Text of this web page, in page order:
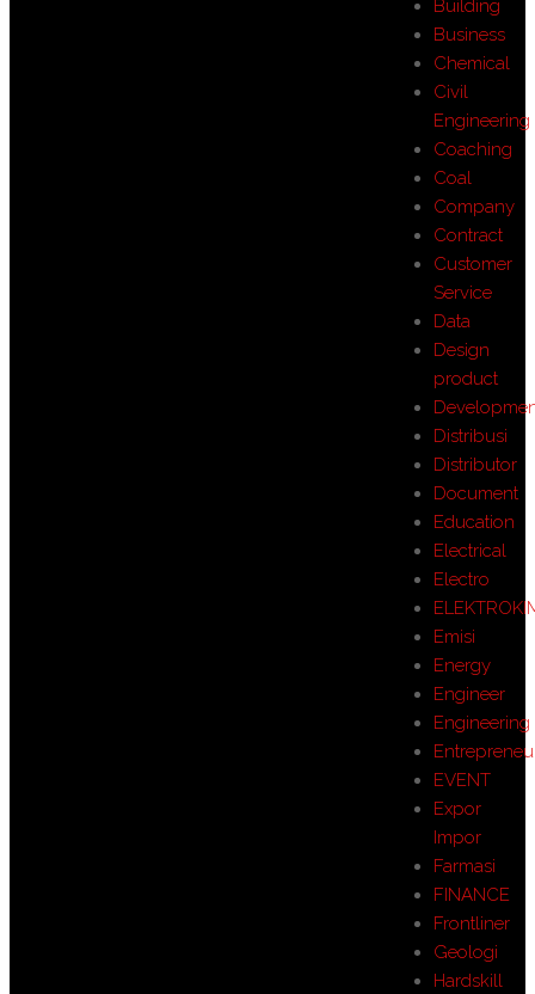
Building
Business
Chemical
Civil
Engineering
Coaching
Coal
Company
Contract
Customer
Service
Data
Design
product
Distribusi
Distributor
Document
Education
Electrical
Electro
Emisi
Energy
Engineer
Engineering
EVENT
Expor
Impor
Farmasi
FINANCE
Frontliner
Geologi
Hardskill